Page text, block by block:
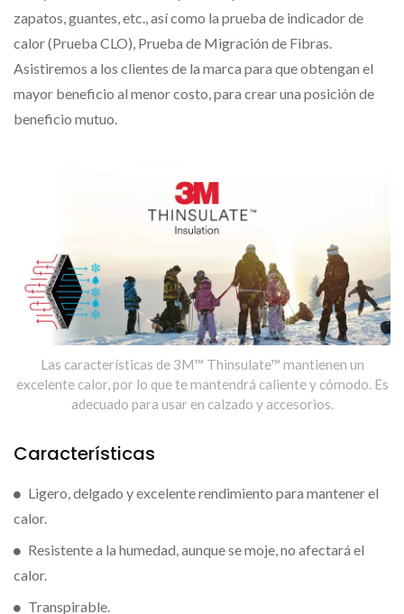
zapatos, guantes, etc., así como la prueba de indicador de
calor (Prueba CLO), Prueba de Migración de Fibras.
Asistiremos a los clientes de la marca para que obtengan el
mayor beneficio al menor costo, para crear una posición de
beneficio mutuo.
Las características de 3M™ Thinsulate™ mantienen un
excelente calor, por lo que te mantendrá caliente y cómodo. Es
adecuado para usar en calzado y accesorios.
Características
Ligero, delgado y excelente rendimiento para mantener el
calor.
Resistente a la humedad, aunque se moje, no afectará el
calor.
Transpirable.